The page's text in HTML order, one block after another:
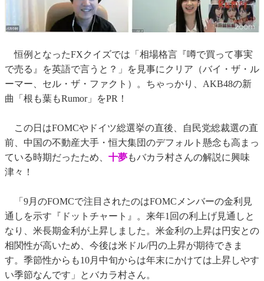
恒例となったFXクイズでは「相場格言『噂で買って事実
で売る』を英語で言うと？」を見事にクリア（バイ・ザ・ル
ーマー、セル・ザ・ファクト）。ちゃっかり、AKB48の新
曲「根も葉もRumor」をPR！
この日はFOMCやドイツ総選挙の直後、自民党総裁選の直
前、中国の不動産大手・恒大集団のデフォルト懸念も高まっ
ている時期だったため、 十夢もバカラ村さんの解説に興味
津々！
「9月のFOMCで注目されたのはFOMCメンバーの金利見
通しを示す『ドットチャート』。来年1回の利上げ見通しと
なり、米長期金利が上昇しました。米金利の上昇は円安との
相関性が高いため、今後は米ドル/円の上昇が期待できま
す。季節性からも10月中旬からは年末にかけては上昇しやす
い季節なんです」とバカラ村さん。